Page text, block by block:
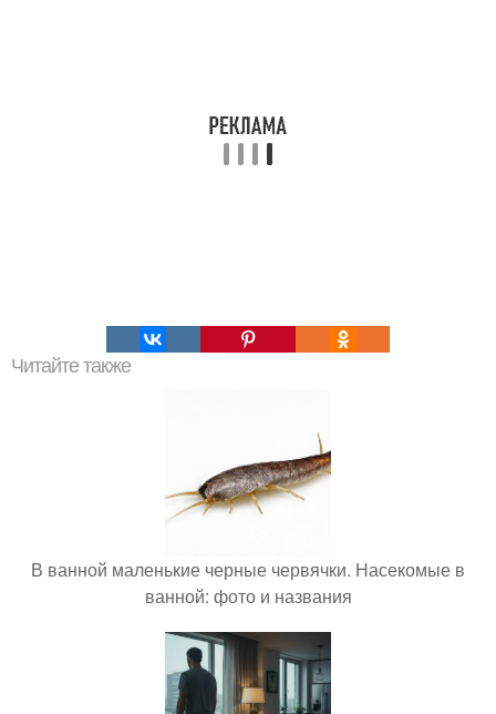
Читайте также
В ванной маленькие черные червячки. Насекомые в
ванной: фото и названия